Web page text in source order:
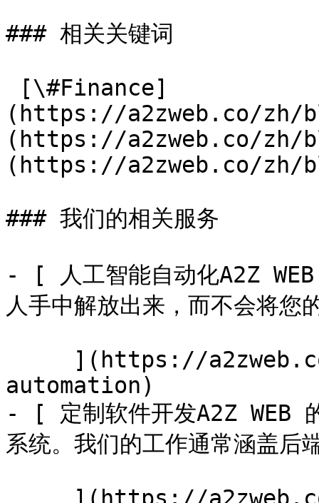
### 相关关键词
(https://a2zweb.co/
(https://a2zweb.co/
(https://a2zweb.co/
### 我们的相关服务
- [ 人工智能自动化A2Z
人手中解放出来，而不会将
automation)
- [ 定制软件开发A2Z WEB
系统。我们的工作通常涵盖